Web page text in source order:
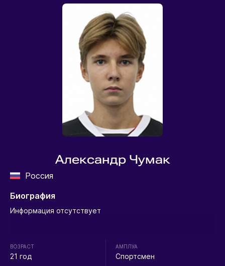
Александр Чумак
Россия
Биография
Информация отсутствует
ВОЗРАСТ
21 год
АМПЛУА
Спортсмен